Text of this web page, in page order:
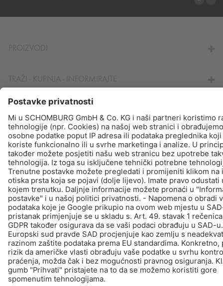
TRAŽI - KUPNJA - INFORMIRAJTE
© Schomburg.Impressum| Zaštiti podataka
Dizajn i realizacija +| LOUIS INTERNET